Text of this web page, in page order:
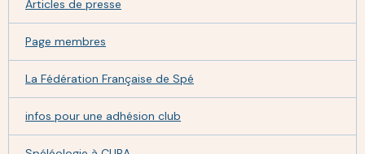
Articles de presse
Page membres
La Fédération Française de Spé
infos pour une adhésion club